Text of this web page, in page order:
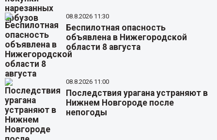
08.8.2026 11:30
Беспилотная опасность
объявлена в Нижегородской
области 8 августа
08.8.2026 11:00
Последствия урагана устраняют в
Нижнем Новгороде после
непогоды